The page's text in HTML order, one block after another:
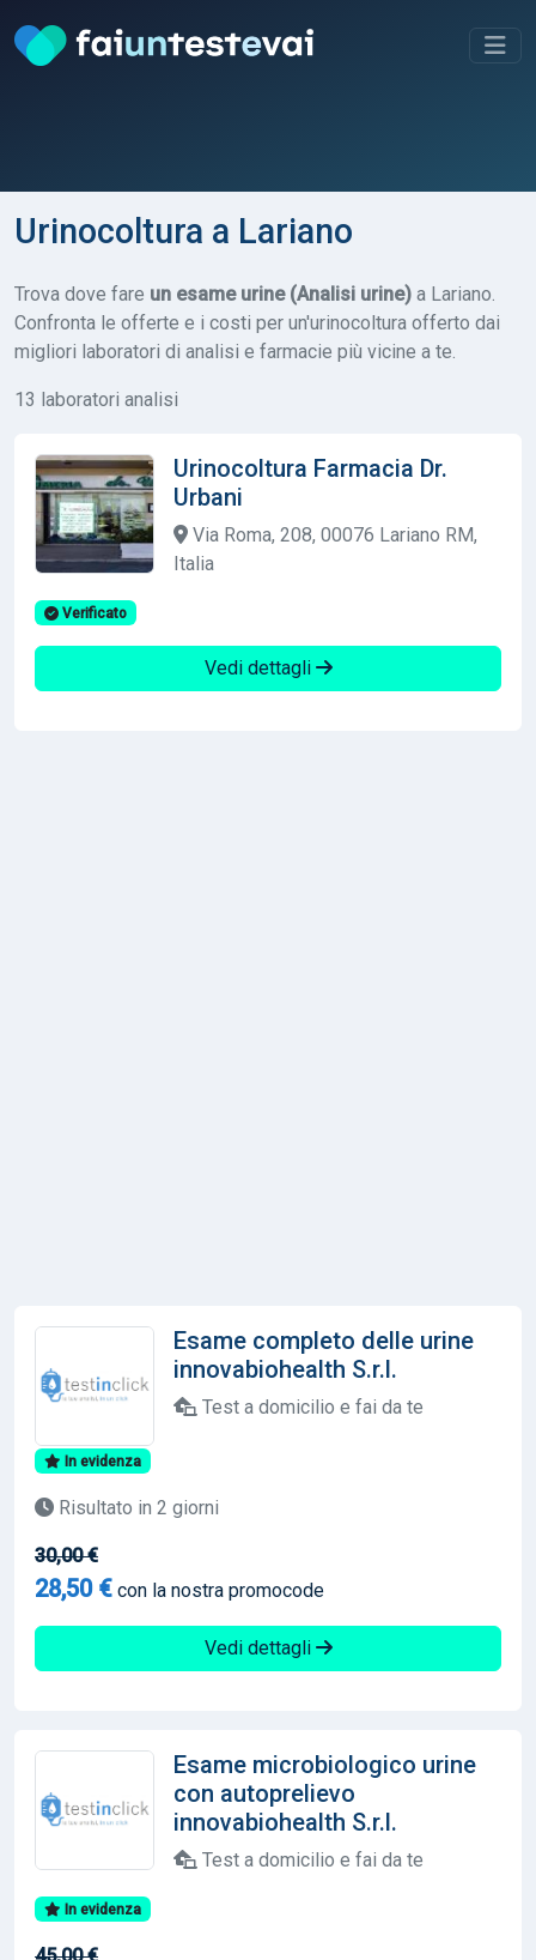
Urinocoltura a Lariano
Trova dove fare un esame urine (Analisi urine) a Lariano.
Confronta le offerte e i costi per un'urinocoltura offerto dai
migliori laboratori di analisi e farmacie più vicine a te.
13 laboratori analisi
Urinocoltura Farmacia Dr.
Urbani
Via Roma, 208, 00076 Lariano RM,
Italia
Verificato
Vedi dettagli
Esame completo delle urine
innovabiohealth S.r.l.
Test a domicilio e fai da te
In evidenza
Risultato in 2 giorni
30,00 €
28,50 € con la nostra promocode
Vedi dettagli
Esame microbiologico urine
con autoprelievo
innovabiohealth S.r.l.
Test a domicilio e fai da te
In evidenza
45,00 €